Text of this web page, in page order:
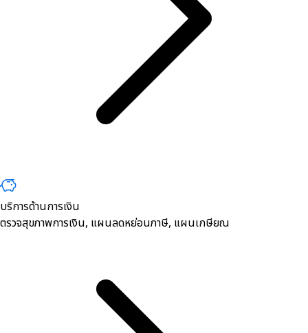
บริการด้านการเงิน
ตรวจสุขภาพการเงิน, ​แผนลดหย่อนภาษี, แผนเกษียณ